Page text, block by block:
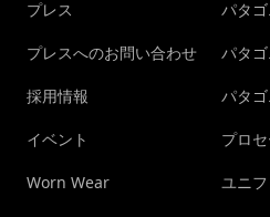
プレス
プレスへのお問い合わせ
採用情報
イベント
Worn Wear
パタ
パタ
パタ
プロ
ユニ